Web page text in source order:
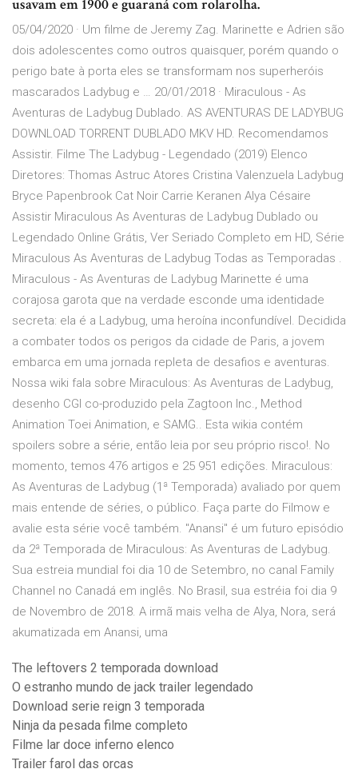
usavam em 1900 e guaraná com rolarolha.
05/04/2020 · Um filme de Jeremy Zag. Marinette e Adrien são
dois adolescentes como outros quaisquer, porém quando o
perigo bate à porta eles se transformam nos superheróis
mascarados Ladybug e … 20/01/2018 · Miraculous - As
Aventuras de Ladybug Dublado. AS AVENTURAS DE LADYBUG
DOWNLOAD TORRENT DUBLADO MKV HD. Recomendamos
Assistir. Filme The Ladybug - Legendado (2019) Elenco
Diretores: Thomas Astruc Atores Cristina Valenzuela Ladybug
Bryce Papenbrook Cat Noir Carrie Keranen Alya Césaire
Assistir Miraculous As Aventuras de Ladybug Dublado ou
Legendado Online Grátis, Ver Seriado Completo em HD, Série
Miraculous As Aventuras de Ladybug Todas as Temporadas .
Miraculous - As Aventuras de Ladybug Marinette é uma
corajosa garota que na verdade esconde uma identidade
secreta: ela é a Ladybug, uma heroína inconfundível. Decidida
a combater todos os perigos da cidade de Paris, a jovem
embarca em uma jornada repleta de desafios e aventuras.
Nossa wiki fala sobre Miraculous: As Aventuras de Ladybug,
desenho CGI co-produzido pela Zagtoon Inc., Method
Animation Toei Animation, e SAMG.. Esta wikia contém
spoilers sobre a série, então leia por seu próprio risco!. No
momento, temos 476 artigos e 25 951 edições. Miraculous:
As Aventuras de Ladybug (1ª Temporada) avaliado por quem
mais entende de séries, o público. Faça parte do Filmow e
avalie esta série você também. "Anansi" é um futuro episódio
da 2ª Temporada de Miraculous: As Aventuras de Ladybug.
Sua estreia mundial foi dia 10 de Setembro, no canal Family
Channel no Canadá em inglês. No Brasil, sua estréia foi dia 9
de Novembro de 2018. A irmã mais velha de Alya, Nora, será
akumatizada em Anansi, uma
The leftovers 2 temporada download
O estranho mundo de jack trailer legendado
Download serie reign 3 temporada
Ninja da pesada filme completo
Filme lar doce inferno elenco
Trailer farol das orcas